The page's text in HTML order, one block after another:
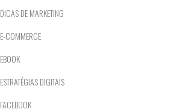
DICAS DE MARKETING
E-COMMERCE
EBOOK
ESTRATÉGIAS DIGITAIS
FACEBOOK